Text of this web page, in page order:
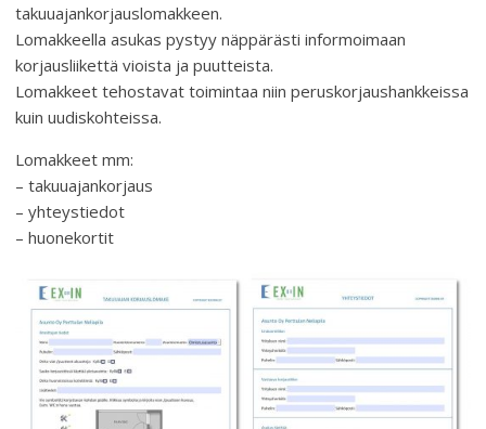
takuuajankorjauslomakkeen.
Lomakkeella asukas pystyy näppärästi informoimaan
korjausliikettä vioista ja puutteista.
Lomakkeet tehostavat toimintaa niin peruskorjaushankkeissa
kuin uudiskohteissa.
Lomakkeet mm:
– takuuajankorjaus
– yhteystiedot
– huonekortit